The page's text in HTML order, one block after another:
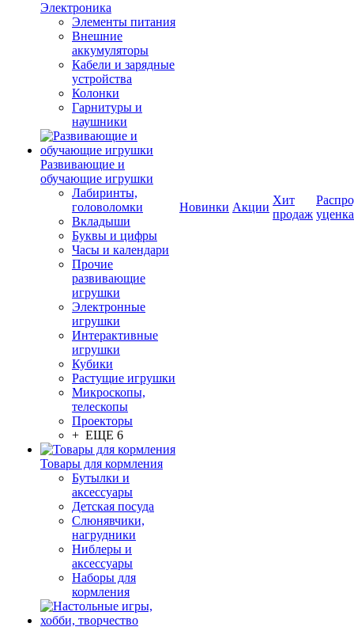
Электроника
Элементы питания
Внешние
аккумуляторы
Кабели и зарядные
устройства
Колонки
Гарнитуры и
наушники
Развивающие и
обучающие игрушки
Лабиринты,
головоломки
Вкладыши
Буквы и цифры
Часы и календари
Прочие
развивающие
игрушки
Электронные
игрушки
Интерактивные
игрушки
Кубики
Растущие игрушки
Микроскопы,
телескопы
Проекторы
+ ЕЩЕ 6
Товары для кормления
Бутылки и
аксессуары
Детская посуда
Слюнявчики,
нагрудники
Ниблеры и
аксессуары
Наборы для
кормления
Новинки Акции
Хит
продаж уценка